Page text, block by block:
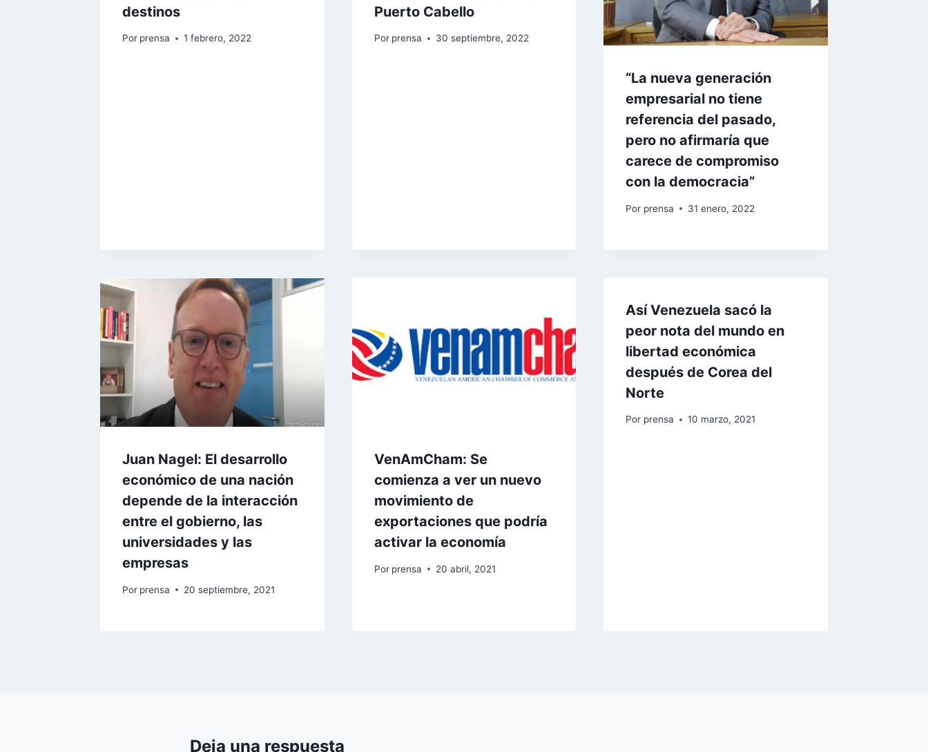
destinos
Por prensa 1 febrero, 2022
Puerto Cabello
Por prensa 30 septiembre, 2022
“La nueva generación
empresarial no tiene
referencia del pasado,
pero no afirmaría que
carece de compromiso
con la democracia”
Por prensa 31 enero, 2022
Juan Nagel: El desarrollo
económico de una nación
depende de la interacción
entre el gobierno, las
universidades y las
empresas
Por prensa 20 septiembre, 2021
VenAmCham: Se
comienza a ver un nuevo
movimiento de
exportaciones que podría
activar la economía
Por prensa 20 abril, 2021
Así Venezuela sacó la
peor nota del mundo en
libertad económica
después de Corea del
Norte
Por prensa 10 marzo, 2021
Deja una respuesta